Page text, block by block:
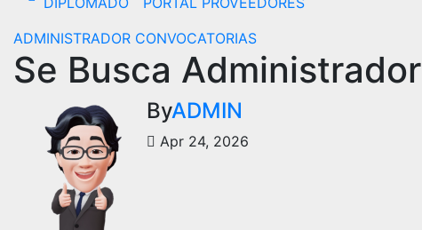
ADMINISTRADOR CONVOCATORIAS
Se Busca Administrador
ByADMIN
Apr 24, 2026